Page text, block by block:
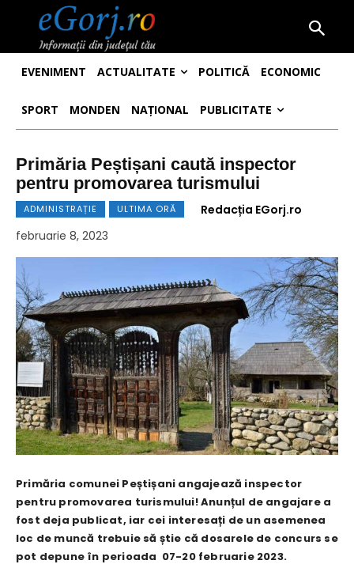
EVENIMENT ACTUALITATE POLITICĂ ECONOMIC
SPORT MONDEN NAȚIONAL PUBLICITATE
Primăria Peștișani caută inspector
pentru promovarea turismului
ADMINISTRAȚIE ULTIMA ORĂ
Redacția EGorj.ro
februarie 8, 2023
Primăria comunei Peștișani angajează inspector
pentru promovarea turismului! Anunțul de angajare a
fost deja publicat, iar cei interesați de un asemenea
loc de muncă trebuie să știe că dosarele de concurs se
pot depune în perioada 07-20 februarie 2023.